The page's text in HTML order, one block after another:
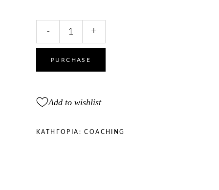
ΔΕΥΤΕΡΗ
ΖΩΗ
ΞΕΚΙΝΑ
ΠΩΣ
ΜΙΑ
- +
PURCHASE
Add to wishlist
ΚΑΤΗΓΟΡΊΑ:COACHING